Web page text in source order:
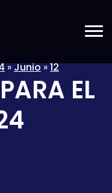
»Junio»12
EL